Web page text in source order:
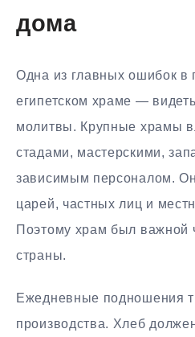
дома
Одна из главных ошибок в
египетском храме —
молитвы. Крупные храмы
стадами, мастерскими,
зависимым персоналом.
царей, частных лиц и
Поэтому храм был важной
страны.
Ежедневные подношения
производства. Хлеб